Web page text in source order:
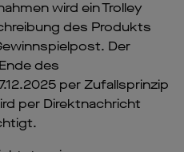
wird ein Trolley
des Produkts
Der
des
per Zufallsprinzip
per Direktnachricht